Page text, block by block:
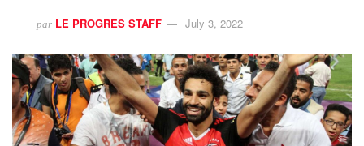
par LE PROGRES STAFF July 3, 2022